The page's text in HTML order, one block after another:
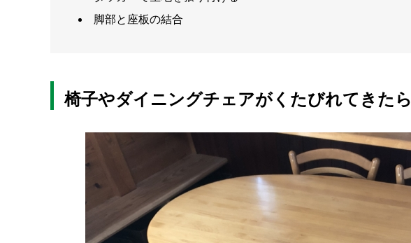
脚部と座板の結合
椅子やダイニングチェアがくたびれてきたら